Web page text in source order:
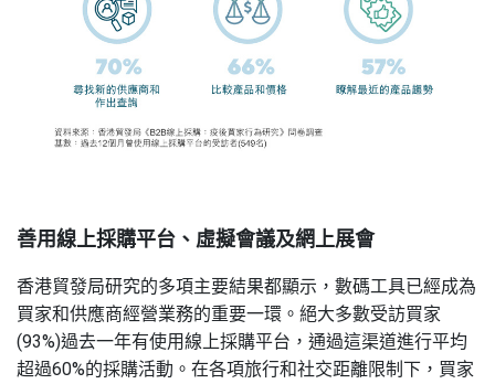
善用線上採購平台、虛擬會議及網上展會
香港貿發局研究的多項主要結果都顯示，數碼工具已經成為
買家和供應商經營業務的重要一環。絕大多數受訪買家
(93%)過去一年有使用線上採購平台，通過這渠道進行平均
超過60%的採購活動。在各項旅行和社交距離限制下，買家